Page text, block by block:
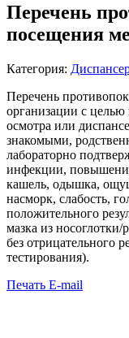
Перечень
посещения
Категория:
Перечень
организации с
осмотра или
знакомыми,
лабораторно
инфекции,
кашель, одышка,
насморк, слабость,
положительного
мазка из
без отрицательного
тестирования).
Печать E-mail